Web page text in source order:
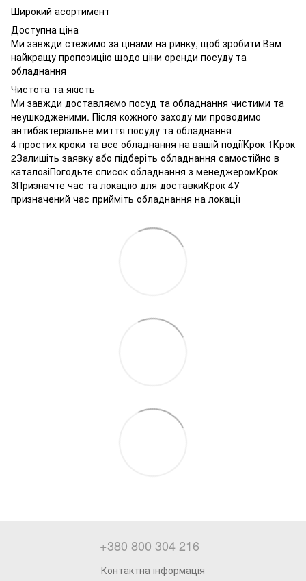
Широкий асортимент
Доступна ціна
Ми завжди стежимо за цінами на ринку, щоб зробити Вам
найкращу пропозицію щодо ціни оренди посуду та
обладнання
Чистота та якість
Ми завжди доставляємо посуд та обладнання чистими та
неушкодженими. Після кожного заходу ми проводимо
антибактеріальне миття посуду та обладнання
4 простих кроки та все обладнання на вашій подіїКрок 1Крок
2Залишіть заявку або підберіть обладнання самостійно в
каталозіПогодьте список обладнання з менеджеромКрок
3Призначте час та локацію для доставкиКрок 4У
призначений час прийміть обладнання на локації
+380 800 304 216
Контактна інформація